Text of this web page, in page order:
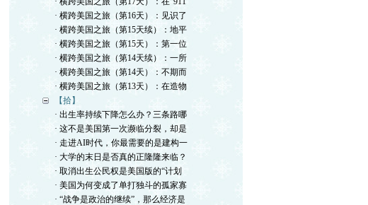
· 横跨美国之旅（第16天）：见识了
· 横跨美国之旅（第15天续）：地平
· 横跨美国之旅（第15天）：第一位
· 横跨美国之旅（第14天续）：一所
· 横跨美国之旅（第14天）：不期而
· 横跨美国之旅（第13天）：在造物
【拾】
· 出生率持续下降怎么办？三条路哪
· 这不是美国第一次濒临分裂，却是
· 走进AI时代，你最需要的是建构一
· 大学的末日是否真的正隆隆来临？
· 取消出生公民权是美国版的“计划
· 美国为何变成了单打独斗的孤家寡
· “战争是政治的继续”，那么经济是